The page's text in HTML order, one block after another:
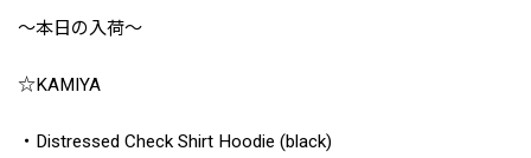
〜本日の入荷〜
☆KAMIYA
・Distressed Check Shirt Hoodie (black)